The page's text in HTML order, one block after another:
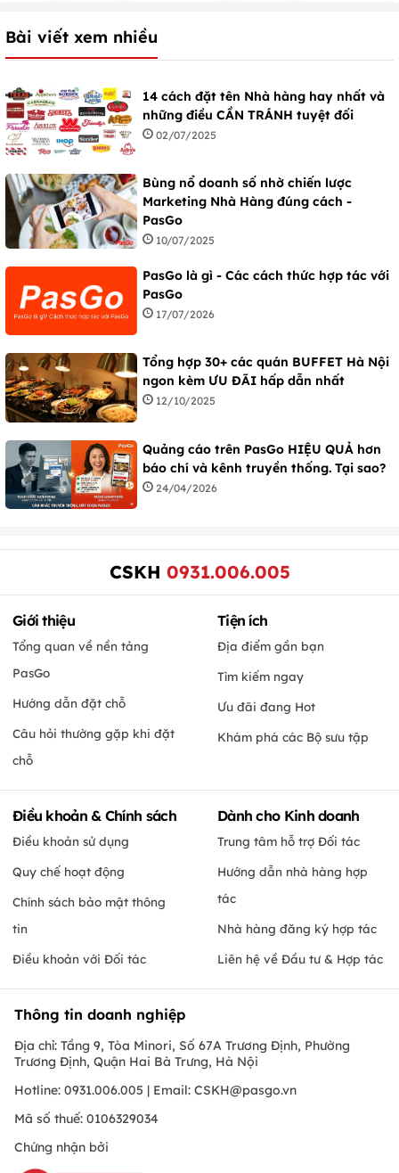
Bài viết xem nhiều
14 cách đặt tên Nhà hàng hay nhất và
những điều CẦN TRÁNH tuyệt đối
02/07/2025
Bùng nổ doanh số nhờ chiến lược
Marketing Nhà Hàng đúng cách -
PasGo
10/07/2025
PasGo là gì - Các cách thức hợp tác với
PasGo
17/07/2026
Tổng hợp 30+ các quán BUFFET Hà Nội
ngon kèm ƯU ĐÃI hấp dẫn nhất
12/10/2025
Quảng cáo trên PasGo HIỆU QUẢ hơn
báo chí và kênh truyền thống. Tại sao?
24/04/2026
CSKH 0931.006.005
Giới thiệu
Tổng quan về nền tảng
PasGo
Hướng dẫn đặt chỗ
Câu hỏi thường gặp khi đặt
chỗ
Tiện ích
Địa điểm gần bạn
Tìm kiếm ngay
Ưu đãi đang Hot
Khám phá các Bộ sưu tập
Điều khoản & Chính sách
Điều khoản sử dụng
Quy chế hoạt động
Chính sách bảo mật thông
tin
Điều khoản với Đối tác
Dành cho Kinh doanh
Trung tâm hỗ trợ Đối tác
Hướng dẫn nhà hàng hợp
tác
Nhà hàng đăng ký hợp tác
Liên hệ về Đầu tư & Hợp tác
Thông tin doanh nghiệp
Địa chỉ: Tầng 9, Tòa Minori, Số 67A Trương Định, Phường
Trương Định, Quận Hai Bà Trưng, Hà Nội
Hotline: 0931.006.005 | Email: CSKH@pasgo.vn
Mã số thuế: 0106329034
Chứng nhận bởi